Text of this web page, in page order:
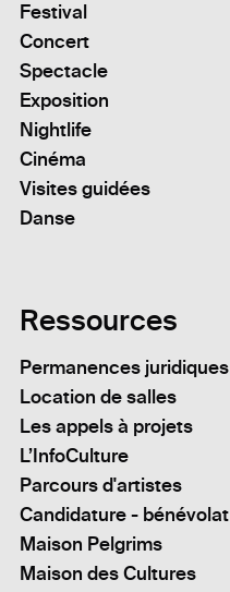
Festival
Concert
Spectacle
Exposition
Nightlife
Cinéma
Visites guidées
Danse
Ressources
Permanences juridiques
Location de salles
Les appels à projets
L’InfoCulture
Parcours d'artistes
Candidature - bénévolat
Maison Pelgrims
Maison des Cultures